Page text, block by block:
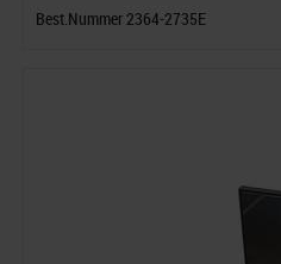
Best.Nummer 2364-2735E